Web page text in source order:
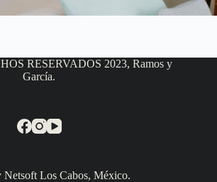
RESERVADOS 2023, Ramos y
García.
Netsoft Los Cabos, México.